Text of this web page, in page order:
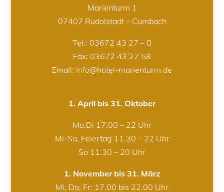
Marienturm 1
07407 Rudolstadt – Cumbach
Tel.: 03672 43 27 – 0
Fax: 03672 43 27 58
Email: info@hotel-marienturm.de
1. April bis 31. Oktober
Mo,Di 17.00 – 22 Uhr
Mi-Sa, Feiertag 11.30 – 22 Uhr
So 11.30 – 20 Uhr
1. November bis 31. März
Mi, Do; Fr: 17.00 bis 22.00 Uhr